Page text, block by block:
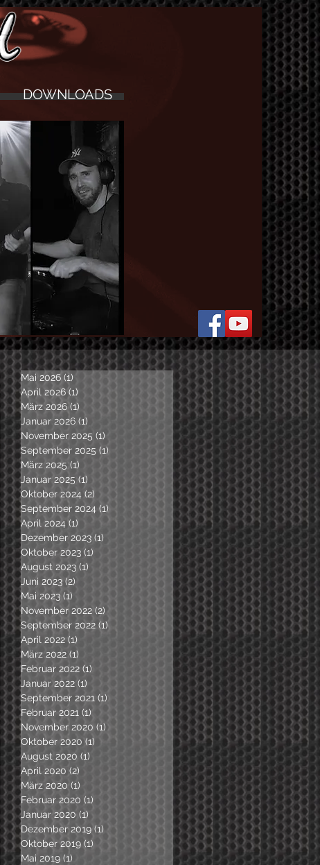
DOWNLOADS
Mai 2026 (1)
April 2026 (1)
März 2026 (1)
Januar 2026 (1)
November 2025 (1)
September 2025 (1)
März 2025 (1)
Januar 2025 (1)
Oktober 2024 (2)
September 2024 (1)
April 2024 (1) 1 Beitrag
Dezember 2023 (1)
Oktober 2023 (1)
August 2023 (1)
Juni 2023 (2)
Mai 2023 (1)
November 2022 (2) 2 Beiträge
September 2022 (1)
April 2022 (1)
März 2022 (1)
Februar 2022 (1)
Januar 2022 (1)
September 2021 (1)
Februar 2021 (1)
November 2020 (1)
Oktober 2020 (1) 1 Beitrag
August 2020 (1)
April 2020 (2)
März 2020 (1)
Februar 2020 (1)
Januar 2020 (1) 1 Beitrag
Dezember 2019 (1) 1 Beitrag
Oktober 2019 (1)
Mai 2019 (1)